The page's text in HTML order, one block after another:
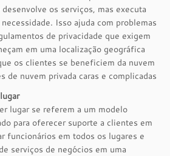
os serviços, mas executa
Isso ajuda com problemas
de privacidade que exigem
em uma localização geográfica
os clientes se beneficiem da nuvem
de nuvem privada caras e complicadas
lugar se referem a um modelo
para oferecer suporte a clientes em
funcionários em todos os lugares e
serviços de negócios em uma